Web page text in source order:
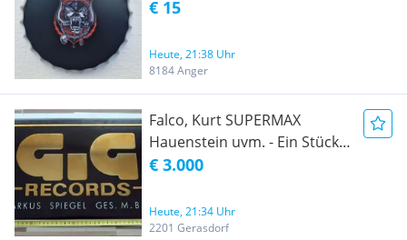
Ø: 35 cm, neu und original
€ 15
Heute, 21:38 Uhr
8184 Anger
Falco, Kurt SUPERMAX
Hauenstein uvm. - Ein Stück
österreichische
eigentlich ins Museum: GIG-
Records Firmenschild (Falco,
€ 3.000
Heute, 21:34 Uhr
2201 Gerasdorf